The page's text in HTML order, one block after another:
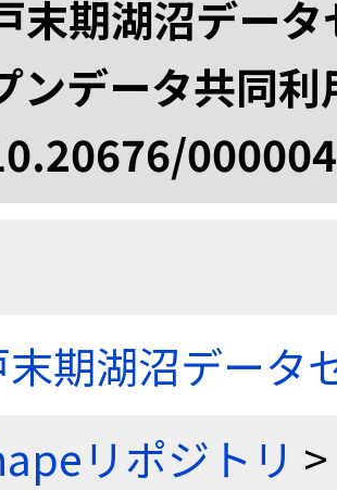
末期湖沼デー
ンデータ共同
期湖沼データ
リポジトリ >